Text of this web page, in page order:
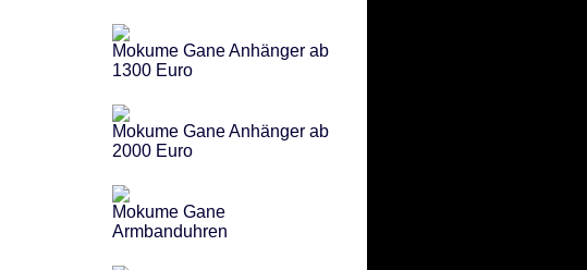
Mokume Gane Anhänger ab
1300 Euro
Mokume Gane Anhänger ab
2000 Euro
Mokume Gane
Armbanduhren